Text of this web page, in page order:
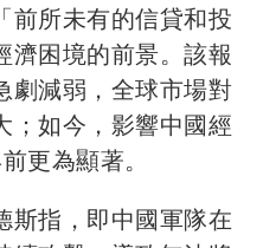
前所未有的信貸和投
濟困境的前景。該報
劇減弱，全球市場對
；如今，影響中國經
更為顯著。
斯指，即中國軍隊在